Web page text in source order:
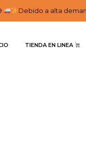
Debido a alta
TIENDA EN LINEA